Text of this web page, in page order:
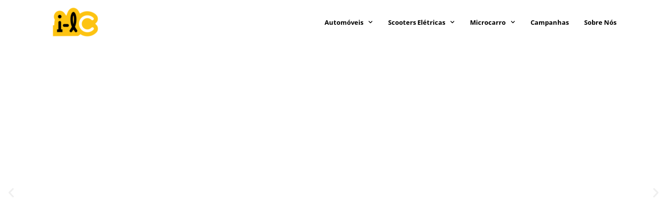
Automóveis Scooters Elétricas Microcarro Campanhas Sobre Nós